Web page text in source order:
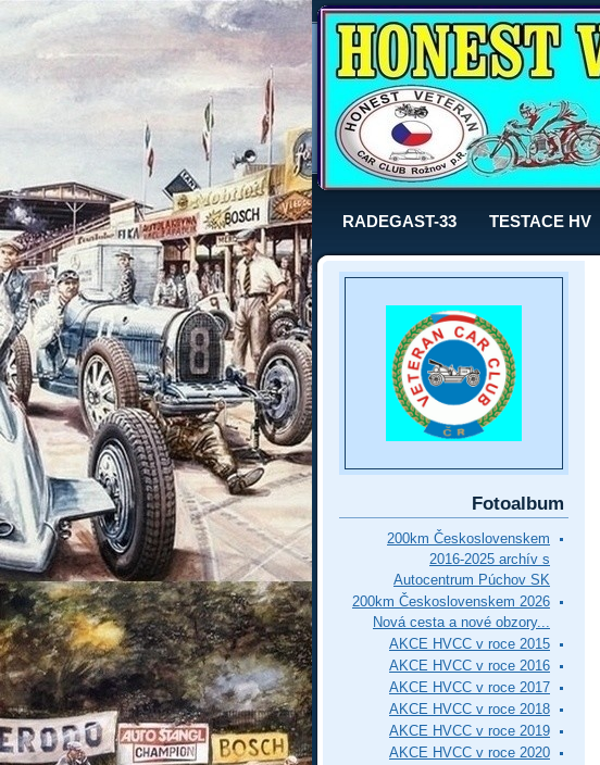
RADEGAST-33 TESTACE HV
Fotoalbum
200km Československem
2016-2025 archív s
Autocentrum Púchov SK
200km Československem 2026
Nová cesta a nové obzory...
AKCE HVCC v roce 2015
AKCE HVCC v roce 2016
AKCE HVCC v roce 2017
AKCE HVCC v roce 2018
AKCE HVCC v roce 2019
AKCE HVCC v roce 2020